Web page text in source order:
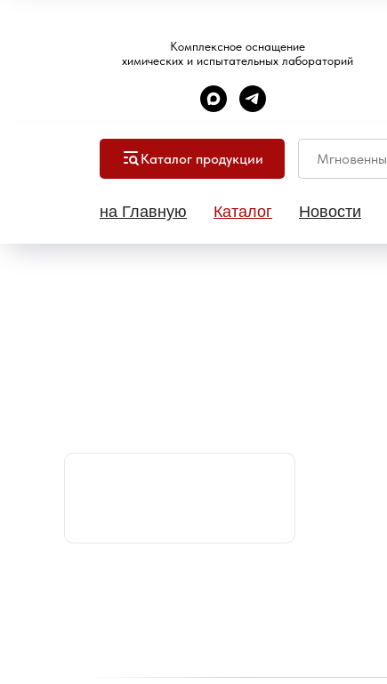
Комплексное оснащение
химических и испытательных лабораторий
Каталог продукции
на Главную Каталог Новости